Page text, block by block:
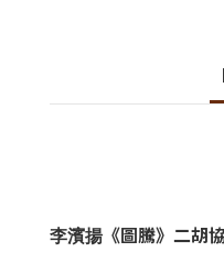
李濱揚 《圖騰》二胡